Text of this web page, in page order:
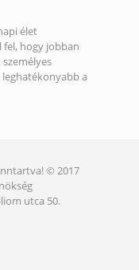
élet
fel, hogy jobban
a
© 2017
utca 50.